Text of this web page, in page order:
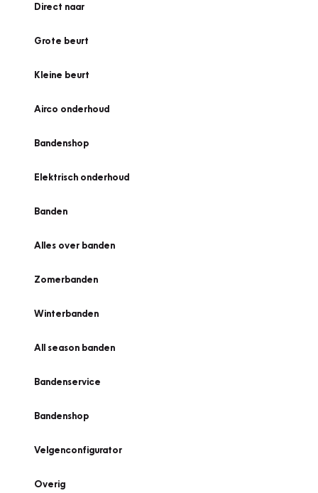
Direct naar
Grote beurt
Kleine beurt
Airco onderhoud
Bandenshop
Elektrisch onderhoud
Banden
Alles over banden
Zomerbanden
Winterbanden
All season banden
Bandenservice
Bandenshop
Velgenconfigurator
Overig